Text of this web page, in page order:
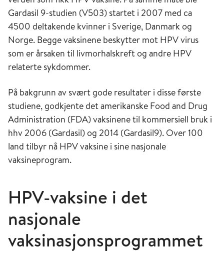
Gardasil 9-studien (V503) startet i 2007 med ca
4500 deltakende kvinner i Sverige, Danmark og
Norge. Begge vaksinene beskytter mot HPV virus
som er årsaken til livmorhalskreft og andre HPV
relaterte sykdommer.
På bakgrunn av svært gode resultater i disse første
studiene, godkjente det amerikanske Food and Drug
Administration (FDA) vaksinene til kommersiell bruk i
hhv 2006 (Gardasil) og 2014 (Gardasil9). Over 100
land tilbyr nå HPV vaksine i sine nasjonale
vaksineprogram.
HPV-vaksine i det
nasjonale
vaksinasjonsprogrammet